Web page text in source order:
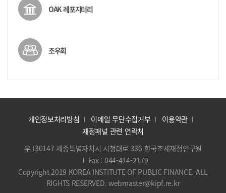
OAK 레포지터리
조우회
개인정보처리방침 이메일 무단수집거부
이용약관
재정패널 관련 연락처
우 )30147 세종특별자치시 시청대로 336 한국조세재정연구원
Fax : 044-414-2179
Copyright 2019 KOREA INSTITUTE OF PUBLIC FINANCE. ALL
RIGHTS RESERVED. webmaster@kipf.re.kr